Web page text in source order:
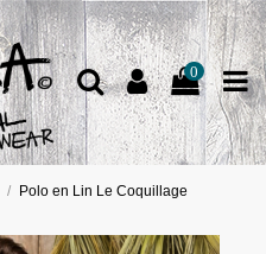
0
Polo en Lin Le Coquillage